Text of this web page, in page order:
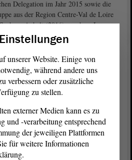
Delegation im Jahr 2015 sowie die
aus der Region Centre-Val de Loire
Anhalt (2016) gegeben. Im
eine deutsche Schülergruppe an
zum Holocaustgedenktag in
Projekts stehen die Frage
der Geschichte des Zweiten
an den Holocaust. Neben den
für die Deportation
CERCIL und der Regionalrat in Centre
verschiedene Gedenkstätten, das
die Landeszentrale für politische
unserer Website. Einige von
während andere uns
verbessern oder zusätzliche
zu stellen.
externer Medien kann es zu
und -verarbeitung entsprechend
der jeweiligen Plattformen
für weitere Informationen